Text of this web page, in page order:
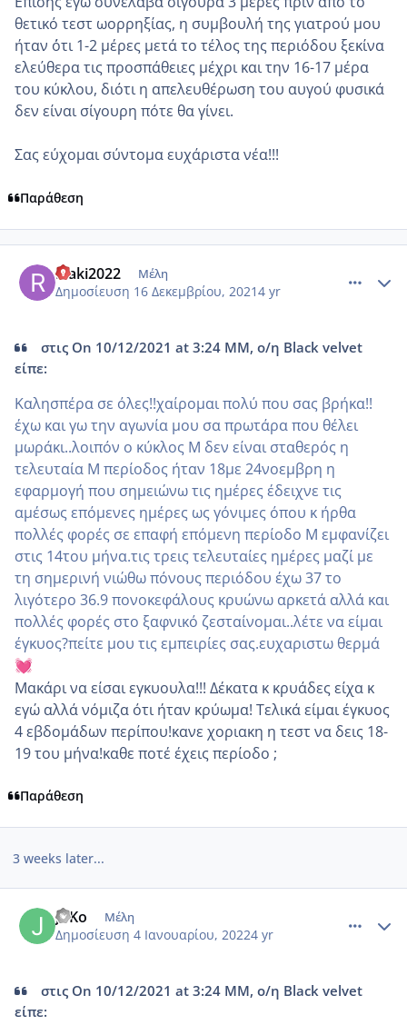
θετικό τεστ ωορρηξίας, η συμβουλή της γιατρού μου
ήταν ΄ότι 1-2 μέρες μετά το τέλος της περιόδου ξεκίνα
ελεύθερα τις προσπάθειες μέχρι και την 16-17 μέρα
του κύκλου, διότι η απελευθέρωση του αυγού φυσικά
δεν είναι σίγουρη πότε θα γίνει.
Σας εύχομαι σύντομα ευχάριστα νέα!!!
Παράθεση
Riaki2022 Μέλη
Δημοσίευση 16 Δεκεμβρίου, 20214 yr
στις On 10/12/2021 at 3:24 ΜΜ, ο/η Black velvet
είπε:
Καλησπέρα σε όλες!!χαίρομαι πολύ που σας βρήκα!!
έχω και γω την αγωνία μου σα πρωτάρα που θέλει
μωράκι..λοιπόν ο κύκλος Μ δεν είναι σταθερός η
τελευταία Μ περίοδος ήταν 18με 24νοεμβρη η
εφαρμογή που σημειώνω τις ημέρες έδειχνε τις
αμέσως επόμενες ημέρες ως γόνιμες όπου κ ήρθα
πολλές φορές σε επαφή επόμενη περίοδο Μ εμφανίζει
στις 14του μήνα.τις τρεις τελευταίες ημέρες μαζί με
τη σημερινή νιώθω πόνους περιόδου έχω 37 το
λιγότερο 36.9 πονοκεφάλους κρυώνω αρκετά αλλά και
πολλές φορές στο ξαφνικό ζεσταίνομαι..λέτε να είμαι
έγκυος?πείτε μου τις εμπειρίες σας.ευχαριστω θερμά
💓
Μακάρι να είσαι εγκυουλα!!! Δέκατα κ κρυάδες είχα κ
εγώ αλλά νόμιζα ότι ήταν κρύωμα! Τελικά είμαι έγκυος
4 εβδομάδων περίπου!κανε χοριακη η τεστ να δεις 18-
19 του μήνα!καθε ποτέ έχεις περίοδο ;
Παράθεση
3 weeks later...
JoKo Μέλη
Δημοσίευση 4 Ιανουαρίου, 20224 yr
στις On 10/12/2021 at 3:24 ΜΜ, ο/η Black velvet
είπε: